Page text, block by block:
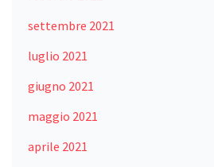
settembre 2021
luglio 2021
giugno 2021
maggio 2021
aprile 2021